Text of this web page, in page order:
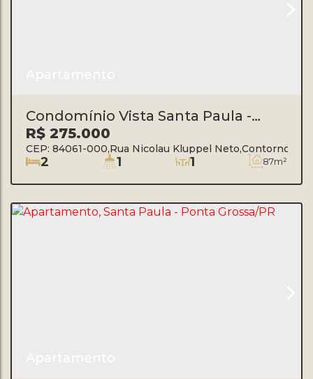
Condomínio Vista Santa Paula -
Contorno
R$275.000
CEP: 84061-000,Rua Nicolau Kluppel Neto,Contorno
2 1 1 87m²